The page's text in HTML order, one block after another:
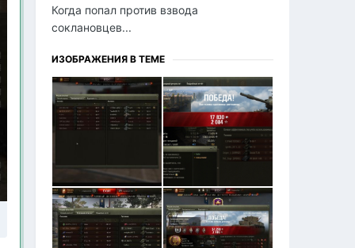
Когда попал против взвода
соклановцев...
ИЗОБРАЖЕНИЯ В ТЕМЕ